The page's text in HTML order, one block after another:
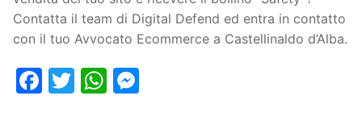
Contatta il team di Digital Defend ed entra in contatto
con il tuo Avvocato Ecommerce a Castellinaldo d’Alba.
Facebook
TwitterWhatsApp